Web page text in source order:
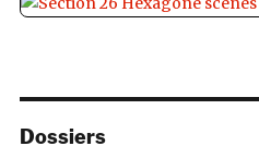
Dossiers